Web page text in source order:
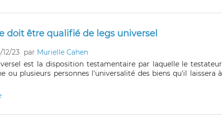
doit être qualifié de legs universel
23 par Murielle Cahen
est la disposition testamentaire par laquelle le testateur
ou plusieurs personnes l'universalité des biens qu'il laissera à